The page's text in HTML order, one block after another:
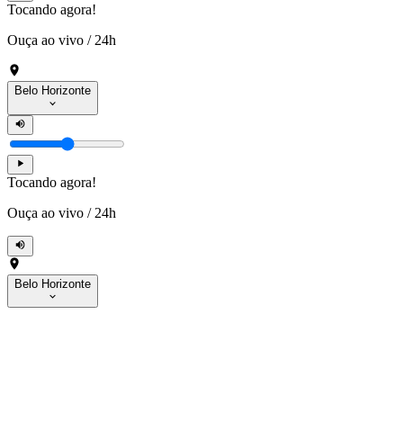
Tocando agora!
Ouça ao vivo / 24h
Belo Horizonte
Tocando agora!
Ouça ao vivo / 24h
Belo Horizonte